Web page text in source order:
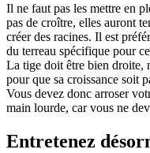
Il ne faut pas les mettre en
pas de croître, elles auront
créer des racines. Il est
du terreau spécifique pour
La tige doit être bien droite,
pour que sa croissance soit
Vous devez donc arroser
main lourde, car vous ne
Entretenez